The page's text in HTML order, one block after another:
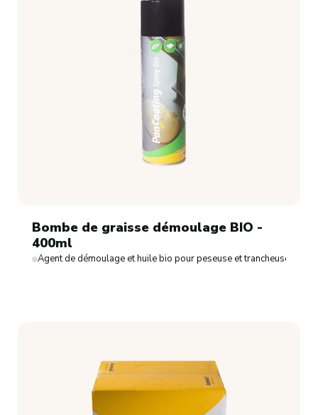
Bombe de graisse démoulage BIO -
400ml
Agent de démoulage et huile bio pour peseuse et trancheuse -